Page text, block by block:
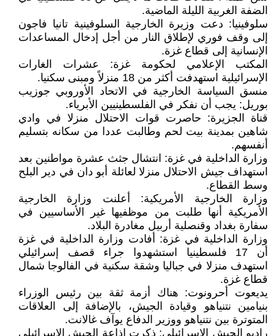
الضفة الغربية الليلة الماضية.
سلوفينيا: دعت وزيرة الخارجية السلوفينية تانيا فاجون
إلى وقف فوري لإطلاق النار من أجل إدخال المساعدات
الإنسانية إلى قطاع غزة.
المكتب الإعلامي لحكومة غزة: عشرات الغارات
الإسرائيلية استهدفت أكثر من 18 منزلاً ومبنى سكنيا.
منسق السياسة الخارجية في الاتحاد الأوروبي جوزيب
بوريل: يجب أن نفكر في الفلسطينيين الأبرياء.
قناة الجزيرة: حاصرت قوات الاحتلال منزلا في وادي
شاهين بمدينة بيت لحم وطالبت عددا من سكانه بتسليم
أنفسهم.
وزارة الداخلية في غزة: انتشال جثث عشرة مواطنين بعد
استهداف جيش الاحتلال منزلا لعائلة أبو دان في دير البلح
وسط القطاع.
وزارة الخارجية الأمريكية: أعلنت وزارة الخارجية
الأمريكية أنها طلبت من موظفيها غير الأساسيين في
سفارة بغداد وقنصلية أربيل مغادرة البلاد.
وزارة الداخلية في غزة: أفادت وزارة الداخلية في غزة
أن 17 فلسطينيا استشهدوا جراء قصف إسرائيلي
استهدف منزلا في جباليا وشقة سكنية في الفالوجا شمال
قطاع غزة.
يديعوت أحرونوت: هناك أزمة ثقة بين رئيس الوزراء
بنيامين نتنياهو وقيادة الجيش، بالإضافة إلى العلاقات
المتوترة بين نتنياهو ووزير الدفاع يوآف غالانت.
راديو الجيش الإسرائيلي: ذكرت إذاعة الجيش الإسرائيلي